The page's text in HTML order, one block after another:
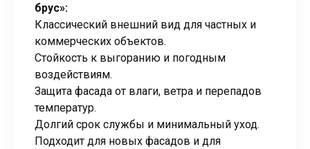
брус»:
Классический внешний вид для частных и
коммерческих объектов.
Стойкость к выгоранию и погодным
воздействиям.
Защита фасада от влаги, ветра и перепадов
температур.
Долгий срок службы и минимальный уход.
Подходит для новых фасадов и для